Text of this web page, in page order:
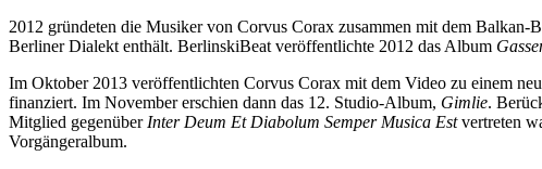
2012 gründeten die Musiker von Corvus Corax zusammen mit dem
Berliner Dialekt enthält. BerlinskiBeat veröffentlichte 2012 das Album
Im Oktober 2013 veröffentlichten Corvus Corax mit dem Video zu einem
finanziert. Im November erschien dann das 12. Studio-Album, Gimlie.
Mitglied gegenüber Inter Deum Et Diabolum Semper Musica Estvertreten
Vorgängeralbum.